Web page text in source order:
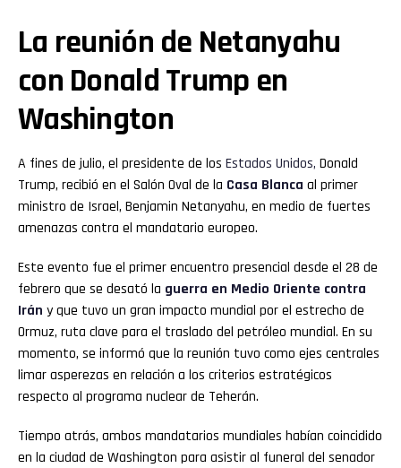
La reunión de Netanyahu
con Donald Trump en
Washington
A fines de julio, el presidente de los Estados Unidos, Donald
Trump, recibió en el Salón Oval de la Casa Blanca al primer
ministro de Israel, Benjamin Netanyahu, en medio de fuertes
amenazas contra el mandatario europeo.
Este evento fue el primer encuentro presencial desde el 28 de
febrero que se desató la guerra en Medio Oriente contra
Irán y que tuvo un gran impacto mundial por el estrecho de
Ormuz, ruta clave para el traslado del petróleo mundial. En su
momento, se informó que la reunión tuvo como ejes centrales
limar asperezas en relación a los criterios estratégicos
respecto al programa nuclear de Teherán.
Tiempo atrás, ambos mandatarios mundiales habían coincidido
en la ciudad de Washington para asistir al funeral del senador